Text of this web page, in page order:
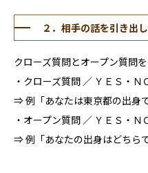
２．相手の話を引き出
クローズ質問とオープン質問
・クローズ質問 ／ ＹＥＳ・
⇒ 例「あなたは東京都の出身で
・オープン質問 ／ ＹＥＳ・
⇒ 例「あなたの出身はどちらで